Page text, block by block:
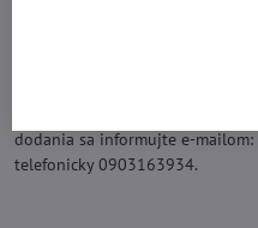
dodania sa informujte e-
telefonicky 0903163934.